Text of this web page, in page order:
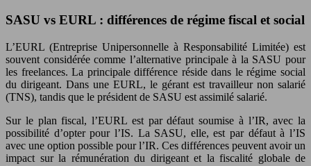
SASU vs EURL : différences de régime fiscal et social
L’EURL (Entreprise Unipersonnelle à Responsabilité Limitée) est
souvent considérée comme l’alternative principale à la SASU pour
les freelances. La principale différence réside dans le régime social
du dirigeant. Dans une EURL, le gérant est travailleur non salarié
(TNS), tandis que le président de SASU est assimilé salarié.
Sur le plan fiscal, l’EURL est par défaut soumise à l’IR, avec la
possibilité d’opter pour l’IS. La SASU, elle, est par défaut à l’IS
avec une option possible pour l’IR. Ces différences peuvent avoir un
impact sur la rémunération du dirigeant et la fiscalité globale de